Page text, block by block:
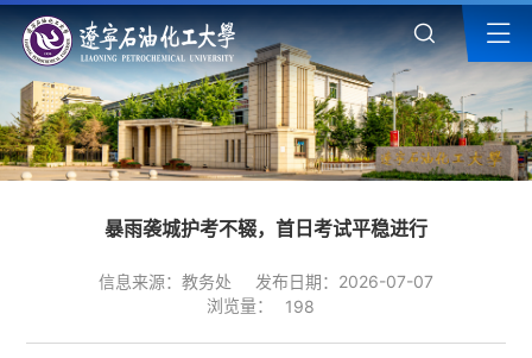
暴雨袭城护考不辍，首日考试平稳进行
信息来源：教务处
发布日期：2026-07-07
浏览量：
198